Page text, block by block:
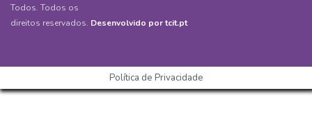
Todos. Todos os
direitos reservados. Desenvolvido por tcit.pt
Política de Privacidade